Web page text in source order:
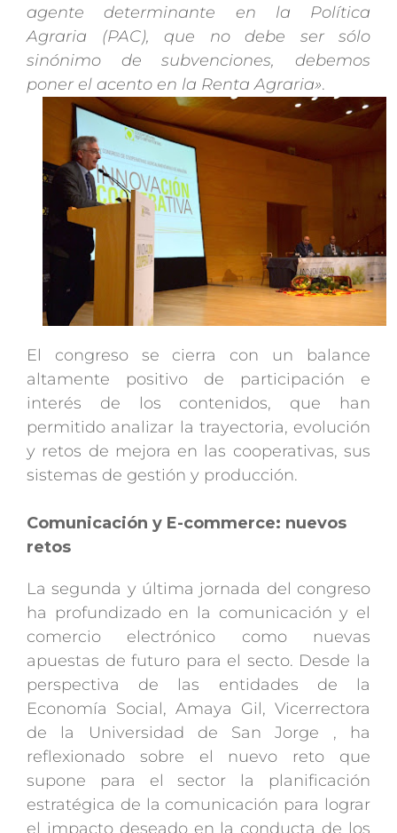
agente determinante en la Política
Agraria (PAC), que no debe ser sólo
sinónimo de subvenciones, debemos
poner el acento en la Renta Agraria».
El congreso se cierra con un balance
altamente positivo de participación e
interés de los contenidos, que han
permitido analizar la trayectoria, evolución
y retos de mejora en las cooperativas, sus
sistemas de gestión y producción.
Comunicación y E-commerce: nuevos
retos
La segunda y última jornada del congreso
ha profundizado en la comunicación y el
comercio electrónico como nuevas
apuestas de futuro para el secto. Desde la
perspectiva de las entidades de la
Economía Social, Amaya Gil, Vicerrectora
de la Universidad de San Jorge , ha
reflexionado sobre el nuevo reto que
supone para el sector la planificación
estratégica de la comunicación para lograr
el impacto deseado en la conducta de los